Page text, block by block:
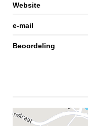
Website
e-mail
Beoordeling